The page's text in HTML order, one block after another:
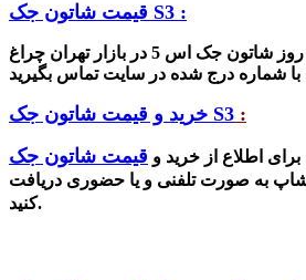
قیمت شاتون جک S3 :
برای اطلاع از قیمت به روز شاتون جک اس 5 در بازار تهران چراغ
خرید و قیمت شاتون جک S3 :
برای اطلاع از خرید و
شاپ به صورت تلفنی و یا حضوری دریافت
کنید.